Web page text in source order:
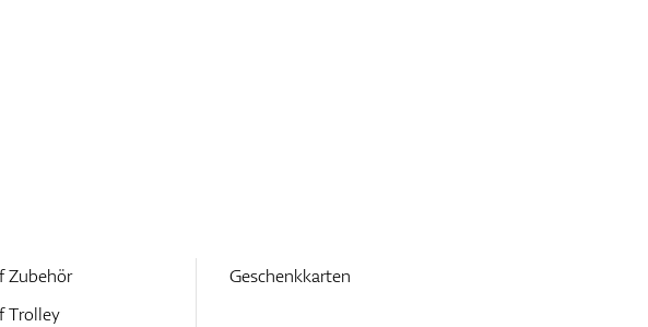
Zubehör
Trolley
Geschenkkarten